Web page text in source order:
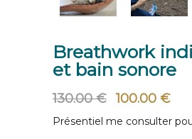
Breathwork
et bain sonore
130.00€ Le
initial
100.00 €Le
Présentiel me consulter